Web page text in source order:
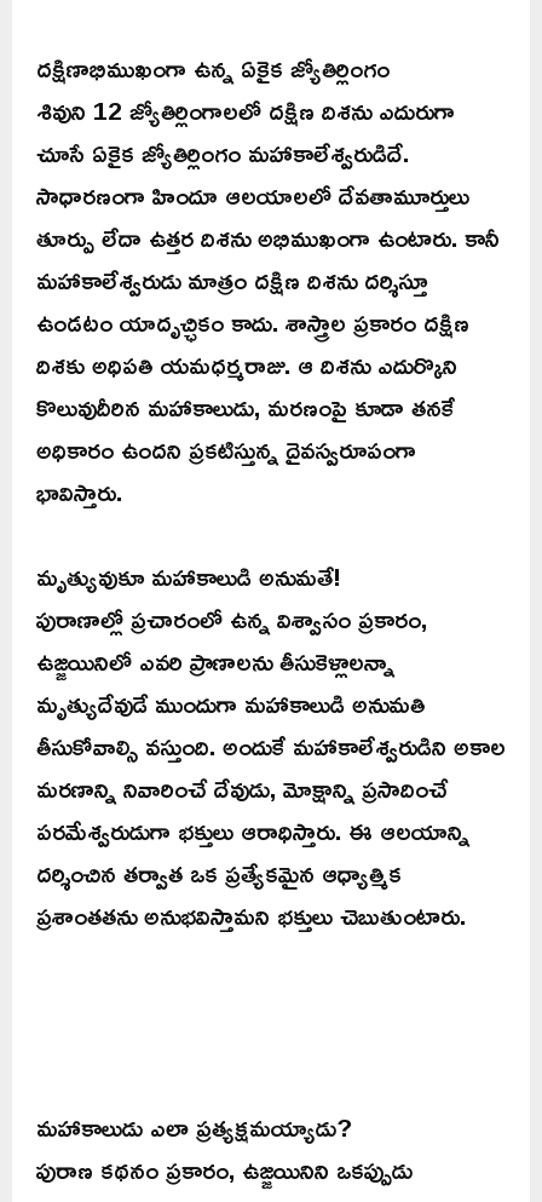
దక్షిణాభిముఖంగా ఉన్న ఏకైక జ్యోతిర్లింగం
శివుని 12 జ్యోతిర్లింగాలలో దక్షిణ దిశను ఎదురుగా
చూసే ఏకైక జ్యోతిర్లింగం మహాకాలేశ్వరుడిదే.
సాధారణంగా హిందూ ఆలయాలలో దేవతామూర్తులు
తూర్పు లేదా ఉత్తర దిశను అభిముఖంగా ఉంటారు. కానీ
మహాకాలేశ్వరుడు మాత్రం దక్షిణ దిశను దర్శిస్తూ
ఉండటం యాదృచ్ఛికం కాదు. శాస్త్రాల ప్రకారం దక్షిణ
దిశకు అధిపతి యమధర్మరాజు. ఆ దిశను ఎదుర్కొని
కొలువుదీరిన మహాకాలుడు, మరణంపై కూడా తనకే
అధికారం ఉందని ప్రకటిస్తున్న దైవస్వరూపంగా
భావిస్తారు.
మృత్యువుకూ మహాకాలుడి అనుమతే!
పురాణాల్లో ప్రచారంలో ఉన్న విశ్వాసం ప్రకారం,
ఉజ్జయినిలో ఎవరి ప్రాణాలను తీసుకెళ్లాలన్నా
మృత్యుదేవుడే ముందుగా మహాకాలుడి అనుమతి
తీసుకోవాల్సి వస్తుంది. అందుకే మహాకాలేశ్వరుడిని అకాల
మరణాన్ని నివారించే దేవుడు, మోక్షాన్ని ప్రసాదించే
పరమేశ్వరుడుగా భక్తులు ఆరాధిస్తారు. ఈ ఆలయాన్ని
దర్శించిన తర్వాత ఒక ప్రత్యేకమైన ఆధ్యాత్మిక
ప్రశాంతతను అనుభవిస్తామని భక్తులు చెబుతుంటారు.
మహాకాలుడు ఎలా ప్రత్యక్షమయ్యాడు?
పురాణ కథనం ప్రకారం, ఉజ్జయినిని ఒకప్పుడు